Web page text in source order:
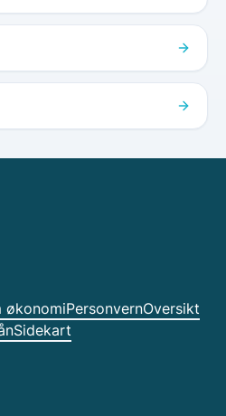
økonomiPersonvernOversikt
Sidekart